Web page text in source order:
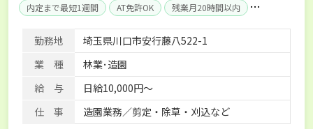
内定まで最短1週間
AT免許OK
残業月20時間以内
賞与実績あり
経験者優遇 社会保険完備
勤務地
埼玉県川口市安行藤八522-1
業 種
林業･造園
給 与
日給10,000円～
仕 事
造園業務／剪定・除草・刈込など